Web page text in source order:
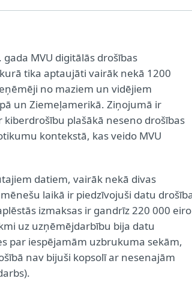
MVU digitālās drošības
tika aptaujāti vairāk nekā 1200
no maziem un vidējiem
un Ziemeļamerikā. Ziņojumā ir
plašākā neseno drošības
kontekstā, kas veido MVU
datiem, vairāk nekā divas
laikā ir piedzīvojuši datu
izmaksas ir gandrīz 220 000
uz uzņēmējdarbību bija datu
par iespējamām uzbrukuma sekām,
nav bijuši kopsolī ar nesenajām